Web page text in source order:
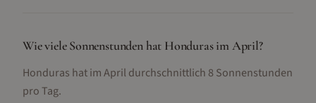
Wie viele Sonnenstunden hat Honduras im April?
Honduras hat im April durchschnittlich 8 Sonnenstunden
pro Tag.